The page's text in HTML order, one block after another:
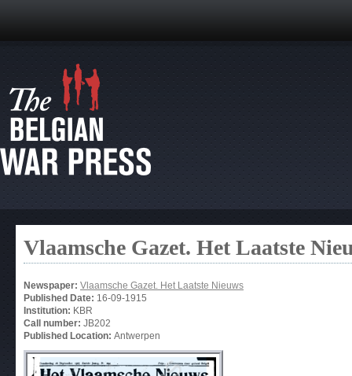
Vlaamsche Gazet. Het Laatste
Newspaper: Vlaamsche Gazet. Het Laatste Nieuws
Published Date: 16-09-1915
Institution: KBR
Call number: JB202
Published Location: Antwerpen